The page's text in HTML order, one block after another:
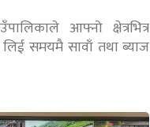
आफ्नो क्षेत्रभित्र
समयमै सावाँ तथा ब्याज